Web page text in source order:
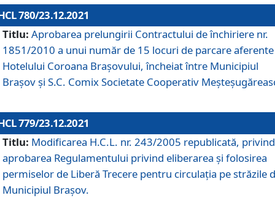
780/23.12.2021
Titlu: Aprobarea prelungirii Contractului de închiriere nr.
1851/2010 a unui număr de 15 locuri de parcare aferente
Hotelului Coroana Brașovului, încheiat între Municipiul
Braşov şi S.C. Comix Societate Cooperativ
779/23.12.2021
Titlu: Modificarea H.C.L. nr. 243/2005 republicată, privind
aprobarea Regulamentului privind eliberarea şi folosirea
permiselor de Liberă Trecere pentru circulația pe străzile
Municipiul Braşov.